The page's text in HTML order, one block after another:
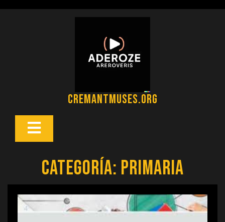
cremantmuses.org
Botón
Categoría: primaria